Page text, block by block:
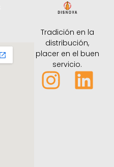
Tradición en la
distribución,
placer en el buen
servicio.